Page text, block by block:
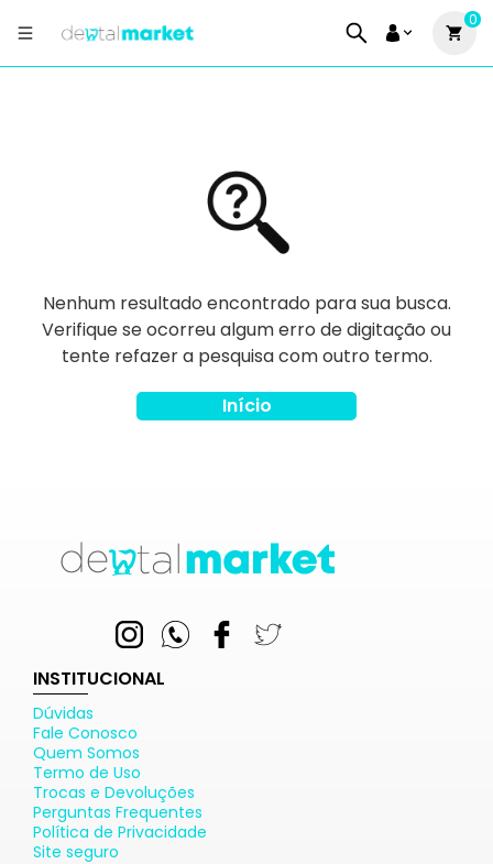
0
Nenhum resultado encontrado para sua busca.
Verifique se ocorreu algum erro de digitação ou
tente refazer a pesquisa com outro termo.
Início
INSTITUCIONAL
Dúvidas
Fale Conosco
Quem Somos
Termo de Uso
Trocas e Devoluções
Perguntas Frequentes
Política de Privacidade
Site seguro